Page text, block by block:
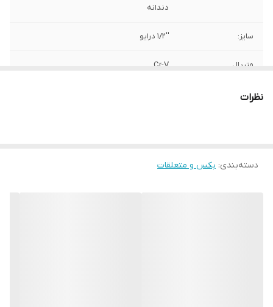
دندانه
سایز: ''1/2 درایو
متریال Cr-V
برند:
نظرات
دسته‌بندی: بکس و متعلقات